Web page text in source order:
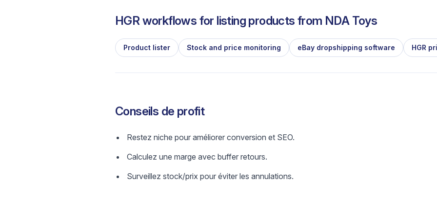
HGR workflows for listing products from NDA Toys
Product lister Stock and price monitoring eBay dropshipping software HGR
Conseils de profit
Restez niche pour améliorer conversion et SEO.
Calculez une marge avec buffer retours.
Surveillez stock/prix pour éviter les annulations.